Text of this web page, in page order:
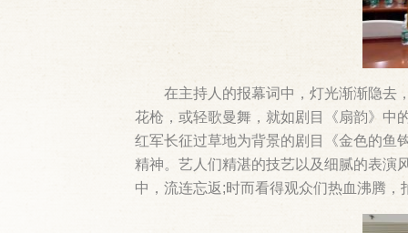
在主持人的报幕词中，灯光渐渐隐去
花枪，或轻歌曼舞，就如剧目《扇韵》中
红军长征过草地为背景的剧目《金色的鱼
精神。艺人们精湛的技艺以及细腻的表演
中，流连忘返;时而看得观众们热血沸腾，